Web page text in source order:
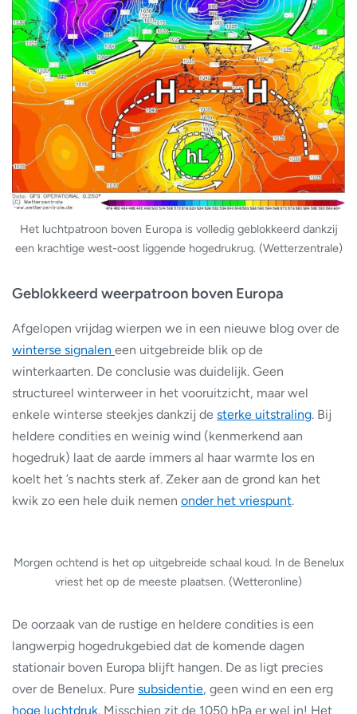
Het luchtpatroon boven Europa is volledig geblokkeerd dankzij
een krachtige west-oost liggende hogedrukrug. (Wetterzentrale)
Geblokkeerd weerpatroon boven Europa
Afgelopen vrijdag wierpen we in een nieuwe blog over de
winterse signalen een uitgebreide blik op de
winterkaarten. De conclusie was duidelijk. Geen
structureel winterweer in het vooruitzicht, maar wel
enkele winterse steekjes dankzij de sterke uitstraling. Bij
heldere condities en weinig wind (kenmerkend aan
hogedruk) laat de aarde immers al haar warmte los en
koelt het ’s nachts sterk af. Zeker aan de grond kan het
kwik zo een hele duik nemen onder het vriespunt.
Morgen ochtend is het op uitgebreide schaal koud. In de Benelux
vriest het op de meeste plaatsen. (Wetteronline)
De oorzaak van de rustige en heldere condities is een
langwerpig hogedrukgebied dat de komende dagen
stationair boven Europa blijft hangen. De as ligt precies
over de Benelux. Pure subsidentie, geen wind en een erg
hoge luchtdruk. Misschien zit de 1050 hPa er wel in! Het